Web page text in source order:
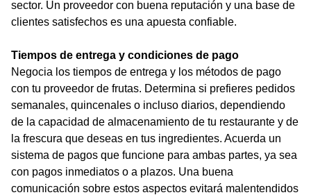
sector. Un proveedor con buena reputación y una base de
clientes satisfechos es una apuesta confiable.
Tiempos de entrega y condiciones de pago
Negocia los tiempos de entrega y los métodos de pago
con tu proveedor de frutas. Determina si prefieres pedidos
semanales, quincenales o incluso diarios, dependiendo
de la capacidad de almacenamiento de tu restaurante y de
la frescura que deseas en tus ingredientes. Acuerda un
sistema de pagos que funcione para ambas partes, ya sea
con pagos inmediatos o a plazos. Una buena
comunicación sobre estos aspectos evitará malentendidos